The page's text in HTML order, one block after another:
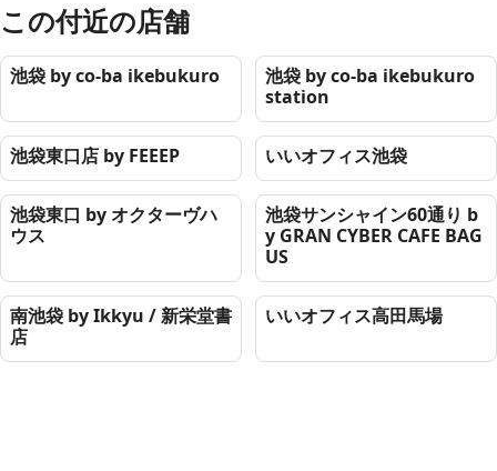
この付近の店舗
池袋 by co-ba ikebukuro
池袋 by co-ba ikebukuro
station
池袋東口店 by FEEEP いいオフィス池袋
池袋東口 by オクターヴハ
ウス
池袋サンシャイン60通り b
y GRAN CYBER CAFE BAG
US
南池袋 by Ikkyu / 新栄堂書
店
いいオフィス高田馬場